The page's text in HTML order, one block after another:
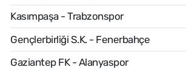
Kasımpaşa - Trabzonspor
Gençlerbirliği S.K. - Fenerbahçe
Gaziantep FK - Alanyaspor